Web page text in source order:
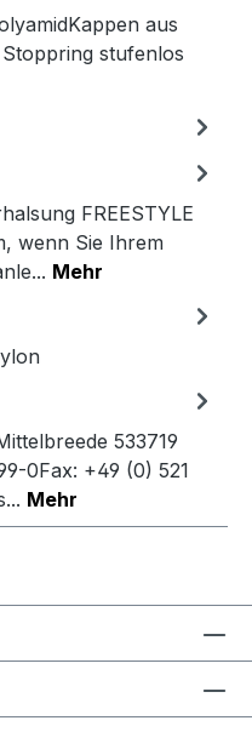
aus
stufenlos
FREESTYLE
wenn Sie Ihrem
Mehr
533719
0Fax: +49 (0) 521
Mehr